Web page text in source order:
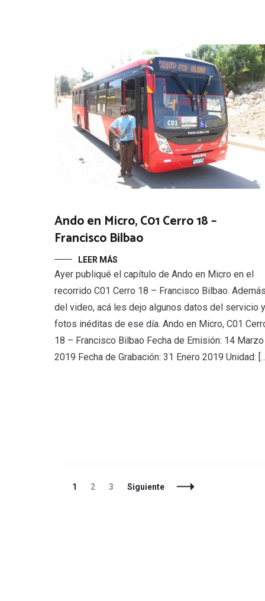
Ando en Micro, C01 Cerro 18 –
Francisco Bilbao
LEER MÁS
Ayer publiqué el capítulo de Ando en Micro en el
recorrido C01 Cerro 18 – Francisco Bilbao.
del video, acá les dejo algunos datos del servicio y
fotos inéditas de ese día. Ando en Micro, C01
18 – Francisco Bilbao Fecha de Emisión: 14 Marzo
2019 Fecha de Grabación: 31 Enero 2019 Unidad:
Navegación
Página
1 Página
2 Página
3 Siguiente